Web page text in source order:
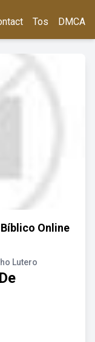
Tos DMCA
Online
Lutero